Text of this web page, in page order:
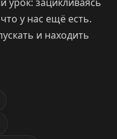
у нас ещё есть.
и находить